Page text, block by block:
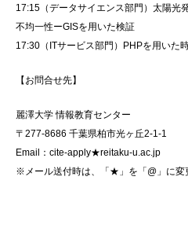
17:15（データサイエンス部門 ） 太陽光
不均一性ーGISを用いた検証
17:30（ITサービス部門）PHPを用いた
【お問合せ先】
麗澤大学 情報教育センター
〒277-8686 千葉県柏市光ヶ丘2-1-1
Email：cite-apply★reitaku-u.ac.jp
※メール送付時は、「★」を「@」に変